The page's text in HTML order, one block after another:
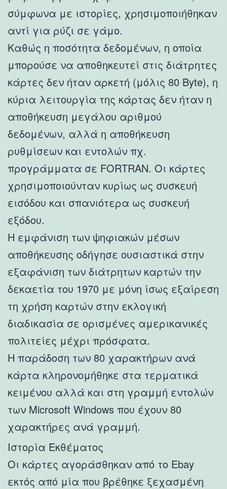
σύμφωνα με ιστορίες, χρησιμοποιήθηκαν
αντί για ρύζι σε γάμο.
Καθώς η ποσότητα δεδομένων, η οποία
μπορούσε να αποθηκευτεί στις διάτρητες
κάρτες δεν ήταν αρκετή (μόλις 80 Byte), η
κύρια λειτουργία της κάρτας δεν ήταν η
αποθήκευση μεγάλου αριθμού
δεδομένων, αλλά η αποθήκευση
ρυθμίσεων και εντολών πχ.
προγράμματα σε FORTRAN. Οι κάρτες
χρησιμοποιούνταν κυρίως ως συσκευή
εισόδου και σπανιότερα ως συσκευή
εξόδου.
Η εμφάνιση των ψηφιακών μέσων
αποθήκευσης οδήγησε ουσιαστικά στην
εξαφάνιση των διάτρητων καρτών την
δεκαετία του 1970 με μόνη ίσως εξαίρεση
τη χρήση καρτών στην εκλογική
διαδικασία σε ορισμένες αμερικανικές
πολιτείες μέχρι πρόσφατα.
Η παράδοση των 80 χαρακτήρων ανά
κάρτα κληρονομήθηκε στα τερματικά
κειμένου αλλά και στη γραμμή εντολών
των Microsoft Windows που έχουν 80
χαρακτήρες ανά γραμμή.
Ιστορία Εκθέματος
Οι κάρτες αγοράσθηκαν από το Ebay
εκτός από μία που βρέθηκε ξεχασμένη